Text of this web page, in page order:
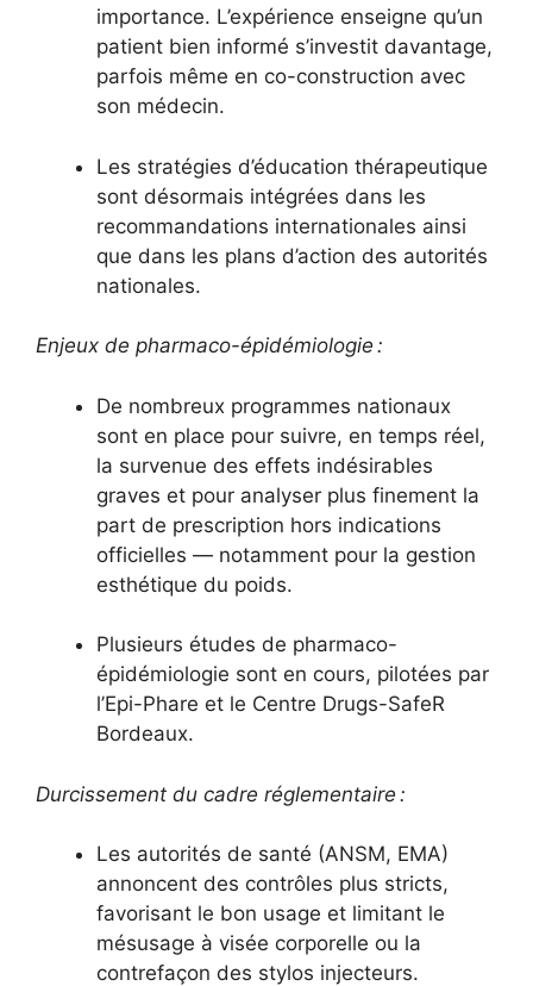
importance. L’expérience enseigne qu’un
patient bien informé s’investit davantage,
parfois même en co-construction avec
son médecin.
Les stratégies d’éducation thérapeutique
sont désormais intégrées dans les
recommandations internationales ainsi
que dans les plans d’action des autorités
nationales.
Enjeux de pharmaco-épidémiologie :
De nombreux programmes nationaux
sont en place pour suivre, en temps réel,
la survenue des effets indésirables
graves et pour analyser plus finement la
part de prescription hors indications
officielles — notamment pour la gestion
esthétique du poids.
Plusieurs études de pharmaco-
épidémiologie sont en cours, pilotées par
l’Epi-Phare et le Centre Drugs-SafeR
Bordeaux.
Durcissement du cadre réglementaire :
Les autorités de santé (ANSM, EMA)
annoncent des contrôles plus stricts,
favorisant le bon usage et limitant le
mésusage à visée corporelle ou la
contrefaçon des stylos injecteurs.